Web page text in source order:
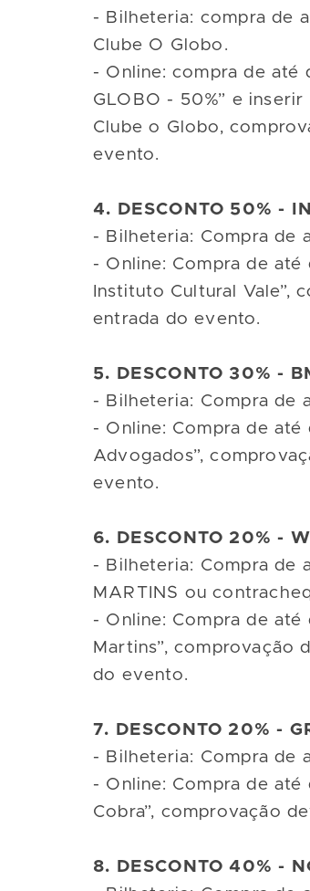
- Bilheteria: compra de
Clube O Globo.
- Online: compra de até
GLOBO - 50%” e
Clube o Globo,
evento.
4. DESCONTO 50% -
- Bilheteria: Compra de
- Online: Compra de
Instituto Cultural Vale”,
entrada do evento.
5. DESCONTO 30% -
- Bilheteria: Compra de
- Online: Compra de
Advogados”,
evento.
6. DESCONTO 20% -
- Bilheteria: Compra de
MARTINS ou
- Online: Compra de
Martins”, comprovação
do evento.
7. DESCONTO 20% -
- Bilheteria: Compra de
- Online: Compra de
Cobra”, comprovação
8. DESCONTO 40% -